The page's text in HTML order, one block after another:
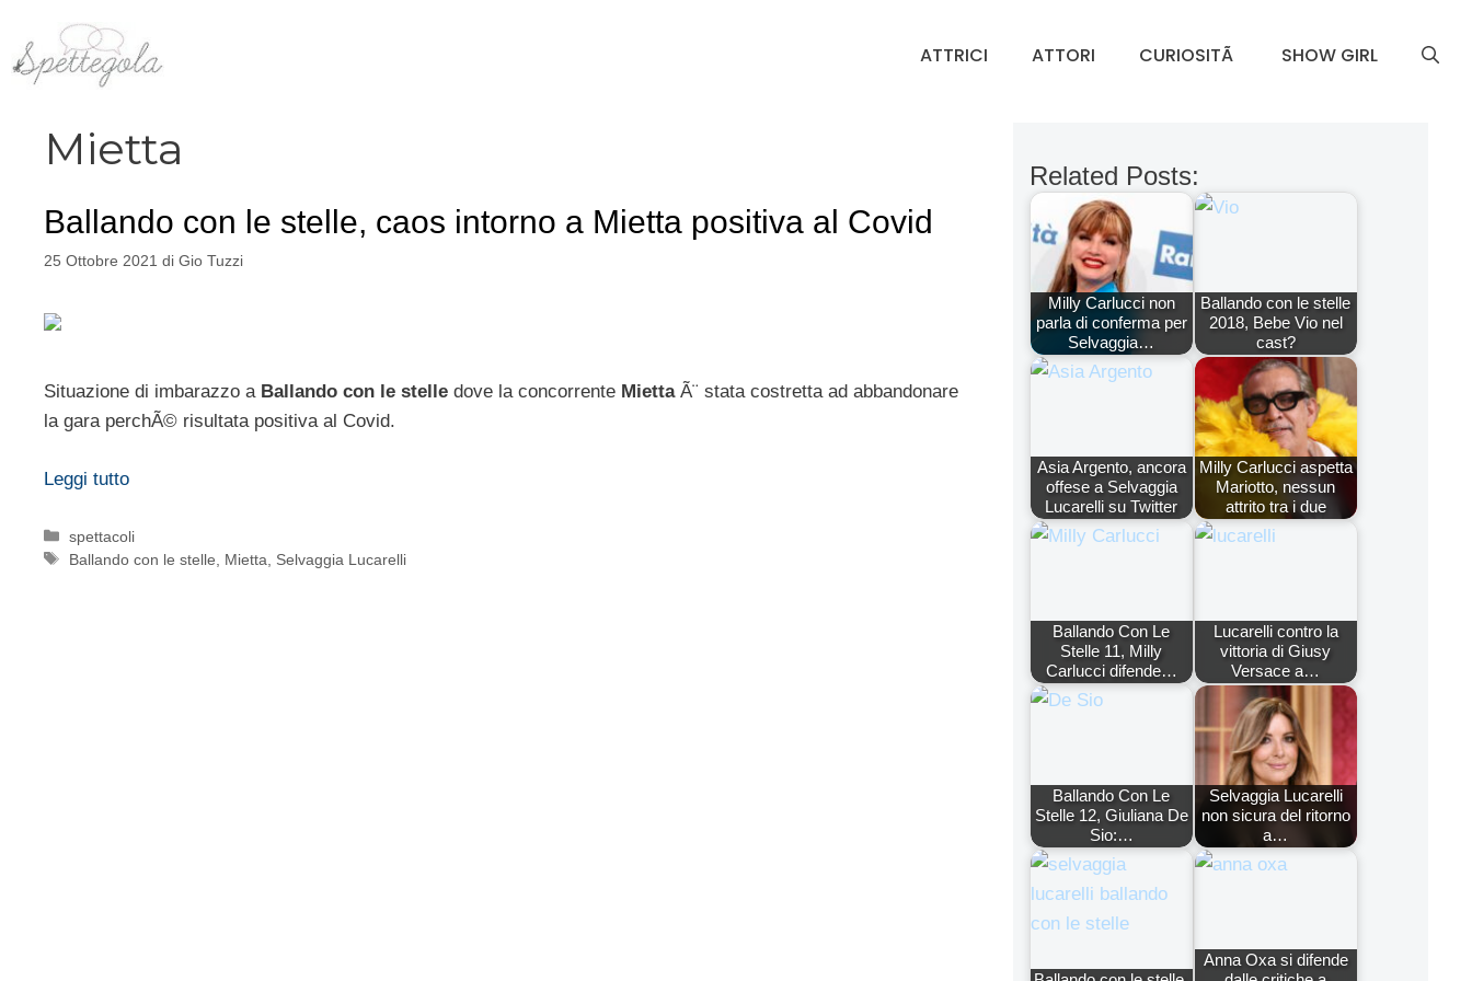
contenuto
ATTRICI ATTORI CURIOSITÃ SHOW GIRL
Mietta
Ballando con le stelle, caos intorno a Mietta positiva al Covid
25 Ottobre 2021 di Gio Tuzzi
Situazione di imbarazzo a Ballando con le stelle dove la concorrente MiettaÃ¨ stata costretta ad abbandonare
la gara perchÃ© risultata positiva al Covid.
Leggi tutto
Categorie
spettacoli
Tag
Ballando con le stelle Mietta Selvaggia Lucarelli
Related Posts:
Milly Carlucci non
parla di conferma per
Selvaggia…
Ballando con le stelle
2018, Bebe Vio nel
cast?
Asia Argento, ancora
offese a Selvaggia
Lucarelli su Twitter
Milly Carlucci aspetta
Mariotto, nessun
attrito tra i due
Ballando Con Le
Stelle 11, Milly
Carlucci difende…
Lucarelli contro la
vittoria di Giusy
Versace a…
Ballando Con Le
Stelle 12, Giuliana De
Sio:…
Selvaggia Lucarelli
non sicura del ritorno
a…
Anna Oxa si difende